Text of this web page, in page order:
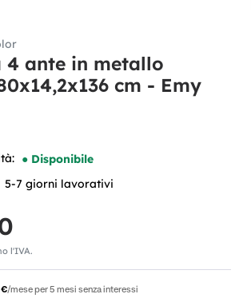
4 ante in metallo
cm - Emy
● Disponibile
5-7 giorni lavorativi
l'IVA.
€/mese per 5 mesi senza interessi